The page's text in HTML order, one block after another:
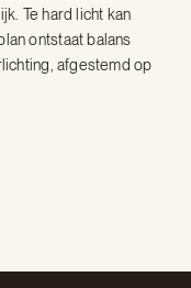
Te hard licht kan
ontstaat balans
afgestemd op